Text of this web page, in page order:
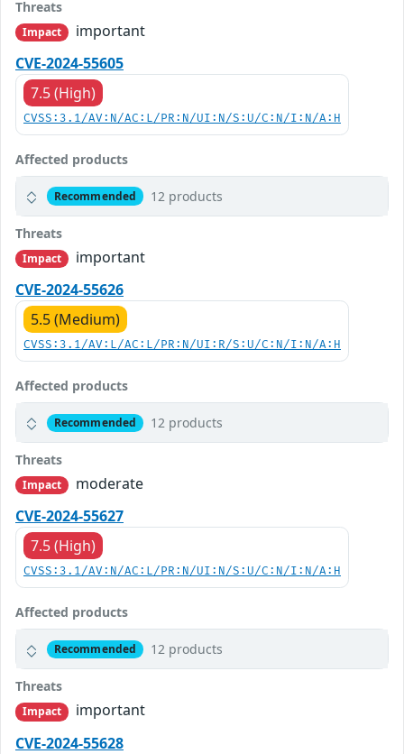
Threats
Impact
important
CVE-2024-55605
7.5 (High)
CVSS:3.1/AV:N/AC:L/PR:N/UI:N/S:U/C:N/I:N/A:H
Affected products
Recommended 12 products
Threats
Impact
important
CVE-2024-55626
5.5 (Medium)
CVSS:3.1/AV:L/AC:L/PR:N/UI:R/S:U/C:N/I:N/A:H
Affected products
Recommended 12 products
Threats
Impact
moderate
CVE-2024-55627
7.5 (High)
CVSS:3.1/AV:N/AC:L/PR:N/UI:N/S:U/C:N/I:N/A:H
Affected products
Recommended 12 products
Threats
Impact
important
CVE-2024-55628